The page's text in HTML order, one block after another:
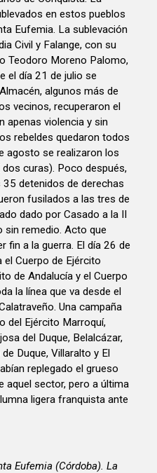
en estos pueblos
Eufemia. La sublevación
Civil y Falange, con su
Teodoro Moreno Palomo,
el día 21 de julio se
algunos más de
vecinos, recuperaron el
apenas violencia y sin
rebeldes quedaron todos
agosto se realizaron los
curas). Poco después,
detenidos de derechas
fusilados a las tres de
dado por Casado a la II
sin remedio. Acto que
fin a la guerra. El día 26 de
Cuerpo de Ejército
de Andalucía y el Cuerpo
la línea que va desde el
Una campaña
del Ejército Marroquí,
del Duque, Belalcázar,
Duque, Villaralto y El
replegado el grueso
aquel sector, pero a última
ligera franquista ante
Eufemia (Córdoba). La